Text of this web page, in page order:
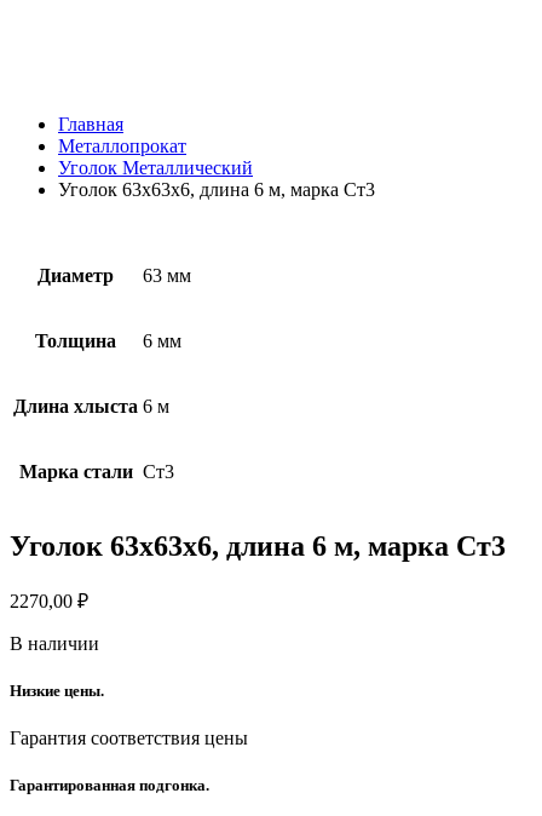
Главная
Металлопрокат
Уголок Металлический
Уголок 63х63х6, длина 6 м, марка Ст3
Диаметр 63 мм
Толщина 6 мм
Длина хлыста 6 м
Марка стали Ст3
Уголок 63х63х6, длина 6 м, марка Ст3
2270,00 ₽
В наличии
Низкие цены.
Гарантия соответствия цены
Гарантированная подгонка.